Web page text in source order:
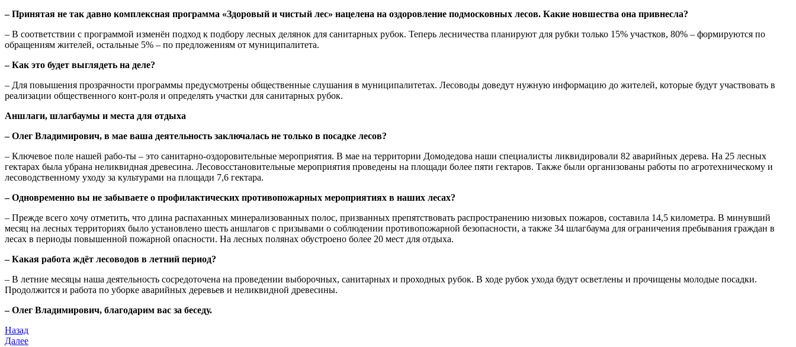
– Принятая не так давно комплексная программа «Здоровый и чистый лес» нацелена на оздоровление подмосковных лесов. Какие новшества она привнесла?
– В соответствии с программой изменён подход к подбору лесных делянок для санитарных рубок. Теперь лесничества планируют для рубки только 15% участков, 80% – формируются по
обращениям жителей, остальные 5% – по предложениям от муниципалитета.
– Как это будет выглядеть на деле?
– Для повышения прозрачности программы предусмотрены общественные слушания в муниципалитетах. Лесоводы доведут нужную информацию до жителей, которые будут участвовать в
реализации общественного конт-роля и определять участки для санитарных рубок.
Аншлаги, шлагбаумы и места для отдыха
– Олег Владимирович, в мае ваша деятельность заключалась не только в посадке лесов?
– Ключевое поле нашей рабо-ты – это санитарно-оздоровительные мероприятия. В мае на территории Домодедова наши специалисты ликвидировали 82 аварийных дерева. На 25 лесных
гектарах была убрана неликвидная древесина. Лесовосстановительные мероприятия проведены на площади более пяти гектаров. Также были организованы работы по агротехническому и
лесоводственному уходу за культурами на площади 7,6 гектара.
– Одновременно вы не забываете о профилактических противопожарных мероприятиях в наших лесах?
– Прежде всего хочу отметить, что длина распаханных минерализованных полос, призванных препятствовать распространению низовых пожаров, составила 14,5 километра. В минувший
месяц на лесных территориях было установлено шесть аншлагов с призывами о соблюдении противопожарной безопасности, а также 34 шлагбаума для ограничения пребывания граждан в
лесах в периоды повышенной пожарной опасности. На лесных полянах обустроено более 20 мест для отдыха.
– Какая работа ждёт лесоводов в летний период?
– В летние месяцы наша деятельность сосредоточена на проведении выборочных, санитарных и проходных рубок. В ходе рубок ухода будут осветлены и прочищены молодые посадки.
Продолжится и работа по уборке аварийных деревьев и неликвидной древесины.
– Олег Владимирович, благодарим вас за беседу.
Назад
Далее